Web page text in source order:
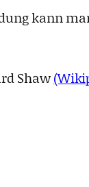
kann
Shaw